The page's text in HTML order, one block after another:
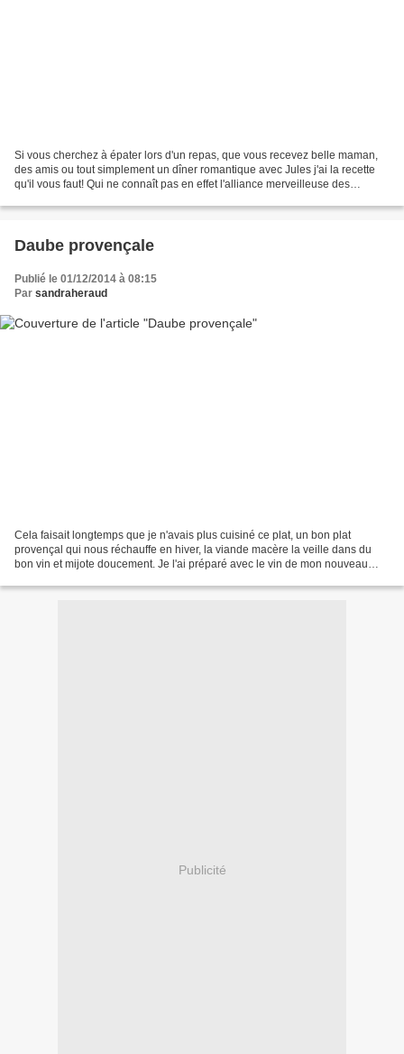
Si vous cherchez à épater lors d'un repas, que vous recevez belle maman,
des amis ou tout simplement un dîner romantique avec Jules j'ai la recette
qu'il vous faut! Qui ne connaît pas en effet l'alliance merveilleuse des
Daube provençale
Publié le 01/12/2014 à 08:15
Par sandraheraud
Cela faisait longtemps que je n'avais plus cuisiné ce plat, un bon plat
provençal qui nous réchauffe en hiver, la viande macère la veille dans du
bon vin et mijote doucement. Je l'ai préparé avec le vin de mon nouveau
Publicité